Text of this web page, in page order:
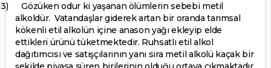
3)
Gözüken odur ki yaşanan ölümlerin sebebi metil
alkoldür. Vatandaşlar giderek artan bir oranda tarımsal
kökenli etil alkolün içine anason yağı ekleyip elde
ettikleri ürünü tüketmektedir. Ruhsatlı etil alkol
dağıtımcısı ve satışçılarının yanı sıra metil alkolü kaçak bir